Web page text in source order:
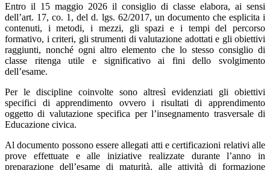
Entro il 15 maggio 2026 il consiglio di classe elabora, ai sensi
dell’art. 17, co. 1, del d. lgs. 62/2017, un documento che esplicita i
contenuti, i metodi, i mezzi, gli spazi e i tempi del percorso
formativo, i criteri, gli strumenti di valutazione adottati e gli obiettivi
raggiunti, nonché ogni altro elemento che lo stesso consiglio di
classe ritenga utile e significativo ai fini dello svolgimento
dell’esame.
Per le discipline coinvolte sono altresì evidenziati gli obiettivi
specifici di apprendimento ovvero i risultati di apprendimento
oggetto di valutazione specifica per l’insegnamento trasversale di
Educazione civica.
Al documento possono essere allegati atti e certificazioni relativi alle
prove effettuate e alle iniziative realizzate durante l’anno in
preparazione dell’esame di maturità, alle attività di formazione